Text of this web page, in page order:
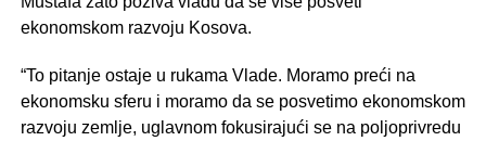
ekonomskom razvoju Kosova.
“To pitanje ostaje u rukama Vlade. Moramo preći na
ekonomsku sferu i moramo da se posvetimo ekonomskom
razvoju zemlje, uglavnom fokusirajući se na poljoprivredu